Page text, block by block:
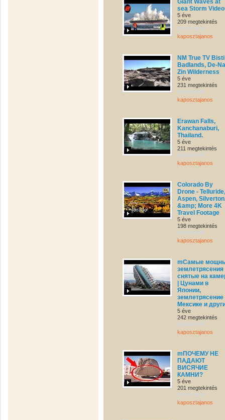
Giant Waves at
sea Storm
5 éve
209 megtekintés
kaposztajanos
NM True TV Bisti
Badlands, De-
Zin Wilderness
5 éve
231 megtekintés
kaposztajanos
Erawan Falls,
Kanchanaburi,
Thailand.
5 éve
211 megtekintés
kaposztajanos
Colorado By
Drone - Telluride,
Aspen,
&amp; More 4K
Travel Footage
5 éve
198 megtekintés
kaposztajanos
mСамые
землетрясения
снятые на
| Цунами в
Японии,
землетрясение
Мексике и
5 éve
242 megtekintés
kaposztajanos
mПОЧЕМУ НЕ
ПАДАЮТ
ВИСЯЧИЕ
КАМНИ?
5 éve
201 megtekintés
kaposztajanos